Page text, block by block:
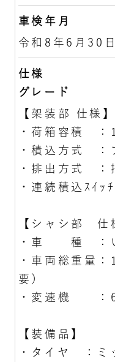
車検年月
令和8年6月30日
仕様
グレード
【架装部 仕様】
・荷箱容積 ：
・積込方式 ：
・排出方式 ：
・連続積込ｽｲｯﾁ
【シャシ部 仕
・車 種 ：
・車両総重量
要）
・変速機 ：
【装備品】
・タイヤ ：ミ